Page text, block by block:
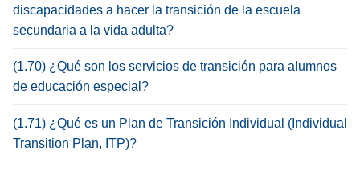
discapacidades a hacer la transición de la escuela
secundaria a la vida adulta?
(1.70) ¿Qué son los servicios de transición para alumnos
de educación especial?
(1.71) ¿Qué es un Plan de Transición Individual (Individual
Transition Plan, ITP)?